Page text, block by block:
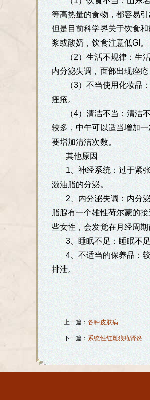
等高热量的食物，都容易
但是目前科学界关于饮食
浆或酸奶，饮食注意低GI。
（2）生活不规律：生
内分泌失调，面部出现痤疮
（3）不当使用化妆品
痤疮。
（4）清洁不当：清洁
较多，中午可以适当增加
要增加清洁次数。
其他原因
1、神经系统：过于紧
激油脂的分泌。
2、内分泌失调：内分
脂腺有一个雄性荷尔蒙的
些女性，会发觉在月经周
3、睡眠不足：睡眠不
4、不适当的保养品：
排泄。
上一篇：各种皮肤病
下一篇： 系统性红斑狼疮肾炎